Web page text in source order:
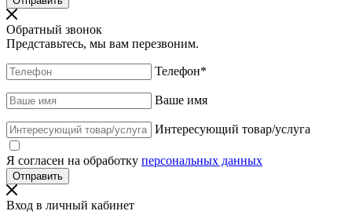
Обратный звонок
Представьтесь, мы вам перезвоним.
Телефон*
Ваше имя
Интересующий товар/услуга
Я согласен на обработку персональных данных
Вход в личный кабинет